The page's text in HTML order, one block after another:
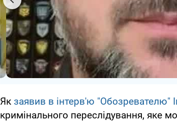
Як заявив в інтерв'ю "Обозревателю"
кримінального переслідування, яке